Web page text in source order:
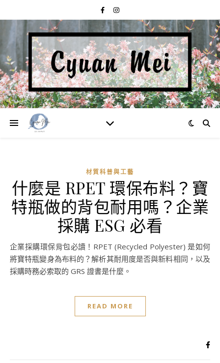
材質科普與工藝
什麼是 RPET 環保布料？寶
特瓶做的背包耐用嗎？企業
採購 ESG 必看
企業採購環保背包必讀！RPET (Recycled Polyester) 是如何
將寶特瓶變身為布料的？解析其耐用度是否與新料相同，以及
採購時務必索取的 GRS 證書是什麼。
READ MORE